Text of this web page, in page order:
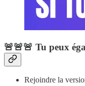
🚨🚨🚨 Tu peux
Rejoindre la